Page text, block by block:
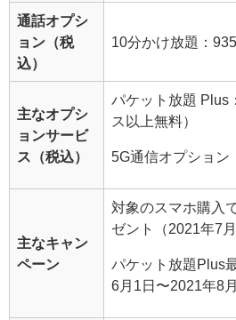
通話オプシ
ョン（税
込）
10分かけ放題：
主なオプシ
ョンサービ
ス（税込）
パケット放題 Plus
ス以上無料）
5G通信オプション
主なキャン
ペーン
対象のスマホ購入
ゼント（2021年7
パケット放題Plus
6月1日〜2021年8